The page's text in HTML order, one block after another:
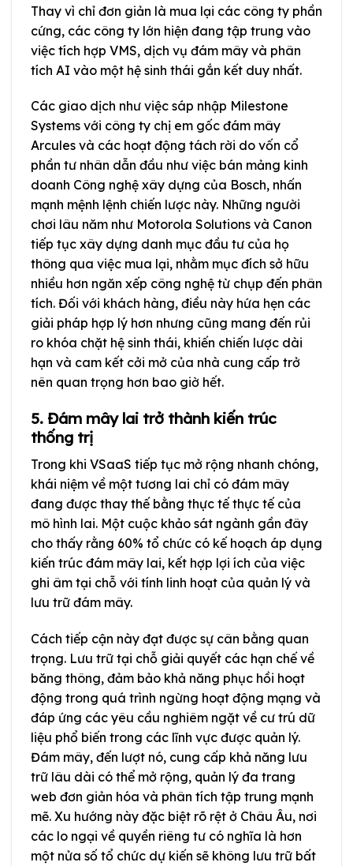
Thay vì chỉ đơn giản là mua lại các công ty phần
cứng, các công ty lớn hiện đang tập trung vào
việc tích hợp VMS, dịch vụ đám mây và phân
tích AI vào một hệ sinh thái gắn kết duy nhất.
Các giao dịch như việc sáp nhập Milestone
Systems với công ty chị em gốc đám mây
Arcules và các hoạt động tách rời do vốn cổ
phần tư nhân dẫn đầu như việc bán mảng kinh
doanh Công nghệ xây dựng của Bosch, nhấn
mạnh mệnh lệnh chiến lược này. Những người
chơi lâu năm như Motorola Solutions và Canon
tiếp tục xây dựng danh mục đầu tư của họ
thông qua việc mua lại, nhằm mục đích sở hữu
nhiều hơn ngăn xếp công nghệ từ chụp đến phân
tích. Đối với khách hàng, điều này hứa hẹn các
giải pháp hợp lý hơn nhưng cũng mang đến rủi
ro khóa chặt hệ sinh thái, khiến chiến lược dài
hạn và cam kết cởi mở của nhà cung cấp trở
nên quan trọng hơn bao giờ hết.
5. Đám mây lai trở thành kiến trúc
thống trị
Trong khi VSaaS tiếp tục mở rộng nhanh chóng,
khái niệm về một tương lai chỉ có đám mây
đang được thay thế bằng thực tế thực tế của
mô hình lai. Một cuộc khảo sát ngành gần đây
cho thấy rằng 60% tổ chức có kế hoạch áp dụng
kiến trúc đám mây lai, kết hợp lợi ích của việc
ghi âm tại chỗ với tính linh hoạt của quản lý và
lưu trữ đám mây.
Cách tiếp cận này đạt được sự cân bằng quan
trọng. Lưu trữ tại chỗ giải quyết các hạn chế về
băng thông, đảm bảo khả năng phục hồi hoạt
động trong quá trình ngừng hoạt động mạng và
đáp ứng các yêu cầu nghiêm ngặt về cư trú dữ
liệu phổ biến trong các lĩnh vực được quản lý.
Đám mây, đến lượt nó, cung cấp khả năng lưu
trữ lâu dài có thể mở rộng, quản lý đa trang
web đơn giản hóa và phân tích tập trung mạnh
mẽ. Xu hướng này đặc biệt rõ rệt ở Châu Âu, nơi
các lo ngại về quyền riêng tư có nghĩa là hơn
một nửa số tổ chức dự kiến sẽ không lưu trữ bất